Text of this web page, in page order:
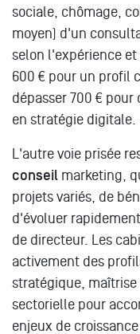
sociale, chômage,
moyen) d'un
selon l'expérience
600 € pour un profil
dépasser 700 €
en stratégie digitale.
L'autre voie prisée
conseil marketing,
projets variés, de
d'évoluer
de directeur. Les
activement des
stratégique,
sectorielle pour
enjeux de